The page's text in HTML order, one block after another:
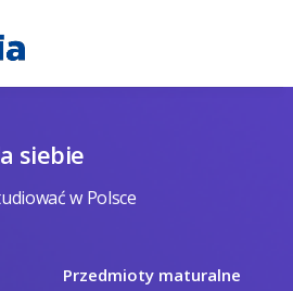
siebie
w Polsce
Przedmioty maturalne